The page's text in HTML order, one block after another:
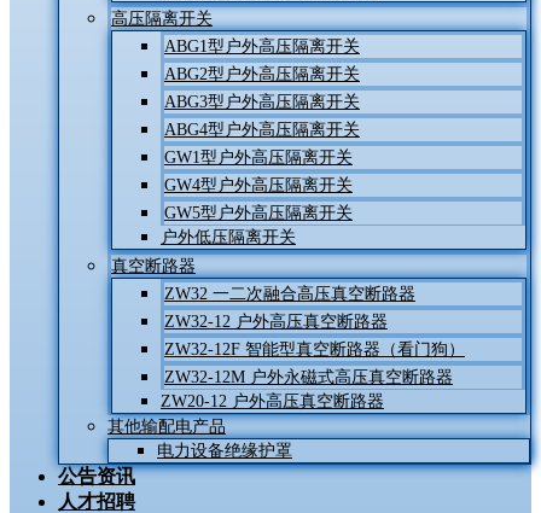
高压隔离开关
ABG1型户外高压隔离开关
ABG2型户外高压隔离开关
ABG3型户外高压隔离开关
ABG4型户外高压隔离开关
GW1型户外高压隔离开关
GW4型户外高压隔离开关
GW5型户外高压隔离开关
户外低压隔离开关
真空断路器
ZW32 一二次融合高压真空断路器
ZW32-12 户外高压真空断路器
ZW32-12F 智能型真空断路器（看门狗）
ZW32-12M 户外永磁式高压真空断路器
ZW20-12 户外高压真空断路器
其他输配电产品
电力设备绝缘护罩
公告资讯
人才招聘